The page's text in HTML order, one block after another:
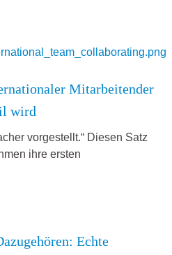
Mitarbeitender
wird
vorgestellt.“ Diesen Satz
ihre ersten
Echte